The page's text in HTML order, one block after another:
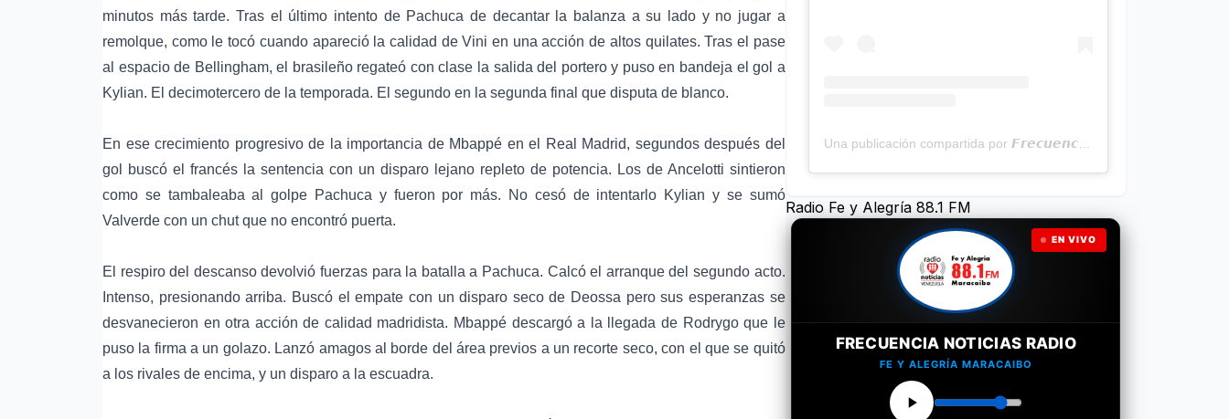
minutos más tarde. Tras el último intento de Pachuca de decantar la balanza a su lado y no jugar a
remolque, como le tocó cuando apareció la calidad de Vini en una acción de altos quilates. Tras el pase
al espacio de Bellingham, el brasileño regateó con clase la salida del portero y puso en bandeja el gol a
Kylian. El decimotercero de la temporada. El segundo en la segunda final que disputa de blanco.
En ese crecimiento progresivo de la importancia de Mbappé en el Real Madrid, segundos después del
gol buscó el francés la sentencia con un disparo lejano repleto de potencia. Los de Ancelotti sintieron
como se tambaleaba al golpe Pachuca y fueron por más. No cesó de intentarlo Kylian y se sumó
Valverde con un chut que no encontró puerta.
El respiro del descanso devolvió fuerzas para la batalla a Pachuca. Calcó el arranque del segundo acto.
Intenso, presionando arriba. Buscó el empate con un disparo seco de Deossa pero sus esperanzas se
desvanecieron en otra acción de calidad madridista. Mbappé descargó a la llegada de Rodrygo que le
puso la firma a un golazo. Lanzó amagos al borde del área previos a un recorte seco, con el que se quitó
a los rivales de encima, y un disparo a la escuadra.
Una publicación compartida por 𝙁𝙧𝙚𝙘𝙪𝙚𝙣𝙘𝙞𝙖 𝙉𝙤𝙩𝙞𝙘𝙞𝙖𝙨 | Programa Radial (@frecuencianoticias)
Radio Fe y Alegría 88.1 FM
EN VIVO
FRECUENCIA NOTICIAS RADIO
FE Y ALEGRÍA MARACAIBO